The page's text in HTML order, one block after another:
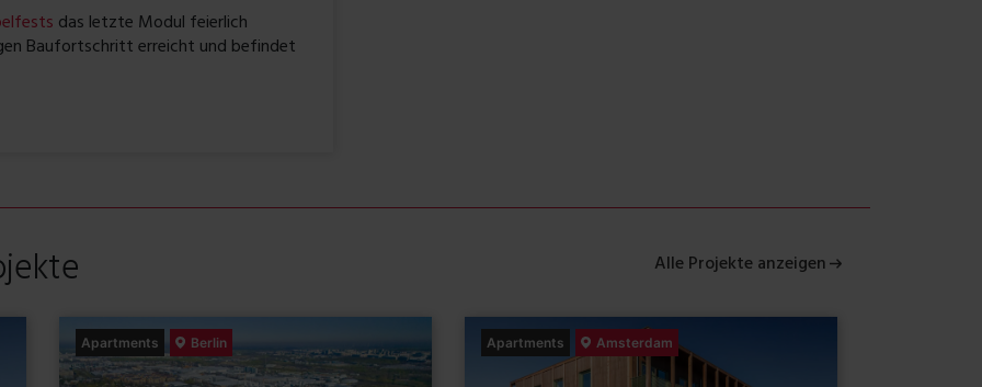
das letzte Modul feierlich
Baufortschritt erreicht und befindet
Alle Projekte anzeigen
Apartments Berlin Apartments Amsterdam